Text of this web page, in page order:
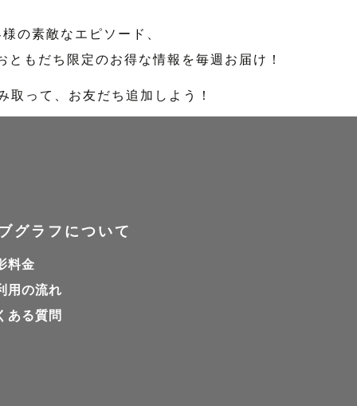
の素敵なエピソード、
もだち限定のお得な情報を毎週お届け！
取って、お友だち追加しよう！
グラフについて
料金
用の流れ
ある質問